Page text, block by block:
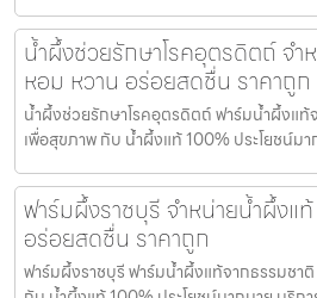
น้ำผึ้งช่วยรักษาโรคอุตรดิตถ์ จ
หอม หวาน อร่อยสดชื่น ราคาถูก
น้ำผึ้งช่วยรักษาโรคอุตรดิตถ์ ฟาร์มน้ำผึ้งแท้
เพื่อสุขภาพ กับ น้ำผึ้งแท้ 100% ประโยชน์ม
ฟาร์มผึ้งราชบุรี จำหน่ายน้ำผึ้งแ
อร่อยสดชื่น ราคาถูก
ฟาร์มผึ้งราชบุรี ฟาร์มน้ำผึ้งแท้จากธรรมชา